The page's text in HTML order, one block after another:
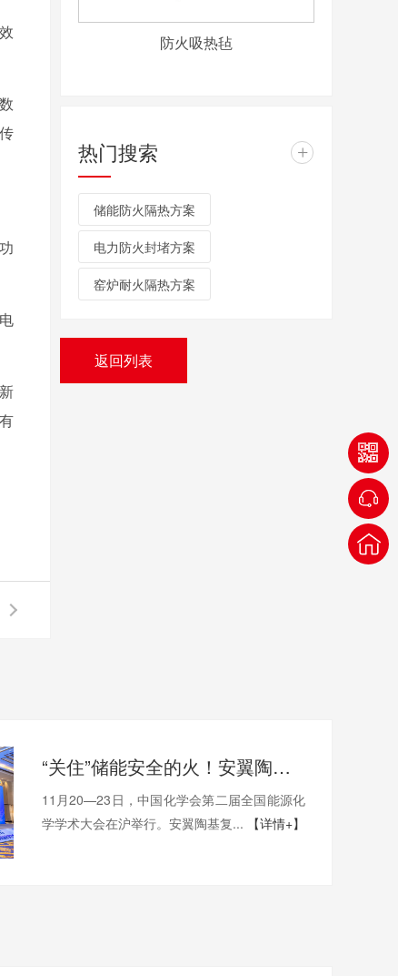
防火吸热毡
热门搜索 +
储能防火隔热方案
电力防火封堵方案
窑炉耐火隔热方案
返回列表
“关住”储能安全的火！安翼陶基携“中国方案”亮相全国能源化学大会
11月20—23日，中国化学会第二届全国能源化
学学术大会在沪举行。安翼陶基复...
【详情+】